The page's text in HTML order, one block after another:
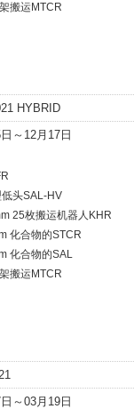
搬运MTCR
HYBRID
～12月17日
头SAL-HV
25枚搬运机器人KHR
化合物的STCR
化合物的SAL
搬运MTCR
～03月19日